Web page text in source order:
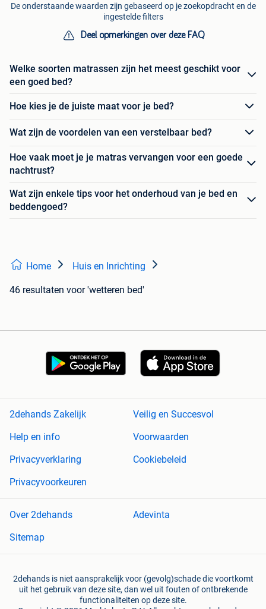
De onderstaande waarden zijn gebaseerd op je zoekopdracht en de
ingestelde filters
Deel opmerkingen over deze FAQ
Welke soorten matrassen zijn het meest geschikt voor
een goed bed?
Hoe kies je de juiste maat voor je bed?
Wat zijn de voordelen van een verstelbaar bed?
Hoe vaak moet je je matras vervangen voor een goede
nachtrust?
Wat zijn enkele tips voor het onderhoud van je bed en
beddengoed?
Home Huis en Inrichting
46 resultaten voor 'wetteren bed'
2dehands Zakelijk
Veilig en Succesvol
Help en info
Voorwaarden
Privacyverklaring
Cookiebeleid
Privacyvoorkeuren
Over 2dehands
Adevinta
Sitemap
2dehands is niet aansprakelijk voor (gevolg)schade die voortkomt
uit het gebruik van deze site, dan wel uit fouten of ontbrekende
functionaliteiten op deze site.